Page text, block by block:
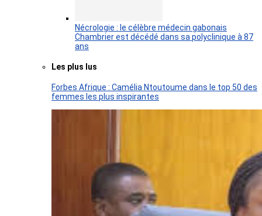
Nécrologie : le célèbre médecin gabonais
Chambrier est décédé dans sa polyclinique à 87
ans
Les plus lus
Forbes Afrique : Camélia Ntoutoume dans le top 50 des
femmes les plus inspirantes